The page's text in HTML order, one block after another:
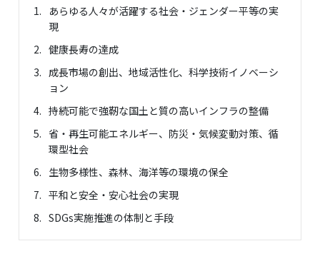
1.
あらゆる人々が活躍する社会・ジェンダー平等の実
現
2. 健康長寿の達成
3. 成長市場の創出、地域活性化、科学技術イノベーシ
ョン
4. 持続可能で強靭な国土と質の高いインフラの整備
5. 省・再生可能エネルギー、防災・気候変動対策、循
環型社会
6. 生物多様性、森林、海洋等の環境の保全
7. 平和と安全・安心社会の実現
8. SDGs実施推進の体制と手段